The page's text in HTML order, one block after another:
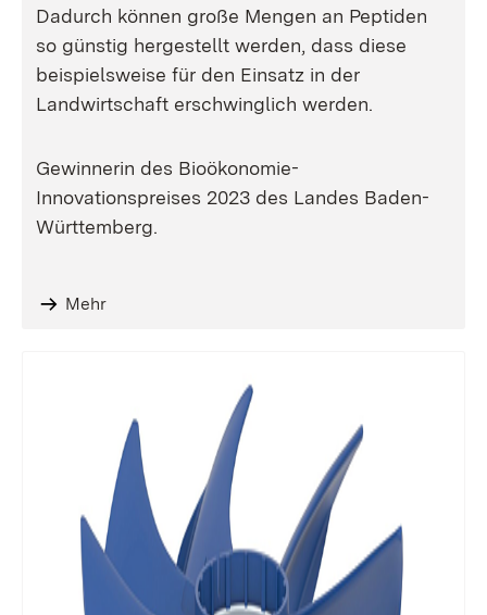
Dadurch können große Mengen an Peptiden
so günstig hergestellt werden, dass diese
beispielsweise für den Einsatz in der
Landwirtschaft erschwinglich werden.
Gewinnerin des Bioökonomie-
Innovationspreises 2023 des Landes Baden-
Württemberg.
Mehr